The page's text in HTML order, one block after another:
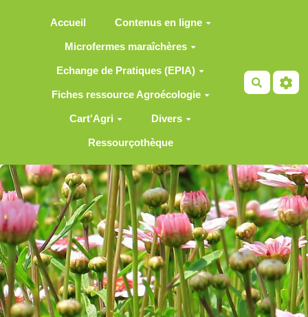
Accueil Contenus en ligne
Microfermes maraîchères
Echange de Pratiques (EPIA)
Fiches ressource Agroécologie
Cart'Agri Divers
Ressourçothèque